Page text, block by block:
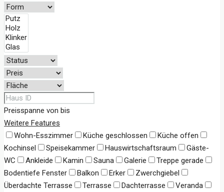
Preisspanne von bis
Weitere Features
Wohn-Esszimmer
Küche geschlossen
Küche offen
Kochinsel
Speisekammer Hauswirtschaftsraum
Gäste-
WC
Ankleide Kamin Sauna Galerie
Treppe gerade
Bodentiefe Fenster
Balkon Erker
Zwerchgiebel
Überdachte Terrasse
Terrasse Dachterrasse
Veranda